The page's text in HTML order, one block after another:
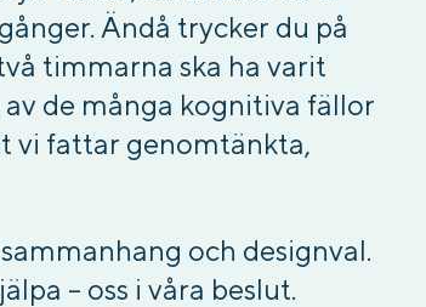
Ändå trycker du på
timmarna ska ha varit
de många kognitiva fällor
vi fattar genomtänkta,
och designval.
– oss i våra beslut.